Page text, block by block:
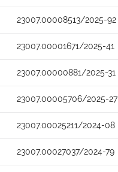
23007.00008513/2025-92
23007.00001671/2025-41
23007.00000881/2025-31
23007.00005706/2025-27
23007.00025211/2024-08
23007.00027037/2024-79